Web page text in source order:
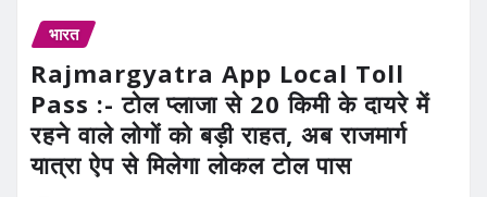
भारत
Rajmargyatra App Local Toll
Pass :- टोल प्लाजा से 20 किमी के दायरे में
रहने वाले लोगों को बड़ी राहत, अब राजमार्ग
यात्रा ऐप से मिलेगा लोकल टोल पास